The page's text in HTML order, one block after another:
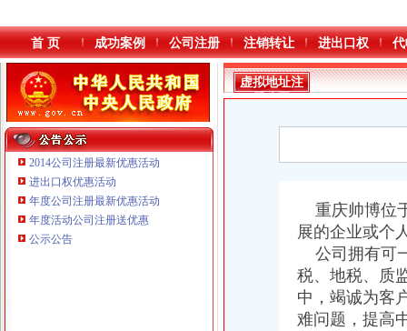
本站导航
首 页 成功案例 公司注册 注销转让 进出口权
2014公司注册最新优惠活动
进出口权优惠活动
年度公司注册最新优惠活动
年度活动公司注册送优惠
公示公告
重庆鸽牌电线电缆有限公司 渝北10010万 (进出口权)
重庆傲志众达投资咨询有限责任公司 渝九1000万 （增资）
重庆臣夫商贸有限公司 （执照专让）
虚拟地址注
册公司
重庆帅博位
展的企业或个
公司拥有可
税、地税、质
中，竭诚为客
难问题，提高